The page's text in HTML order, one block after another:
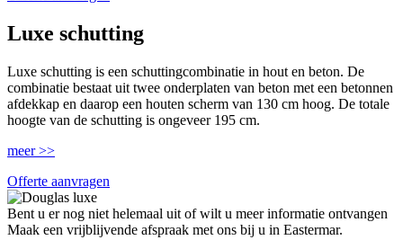
Luxe schutting
Luxe schutting is een schuttingcombinatie in hout en beton. De
combinatie bestaat uit twee onderplaten van beton met een betonnen
afdekkap en daarop een houten scherm van 130 cm hoog. De totale
hoogte van de schutting is ongeveer 195 cm.
meer >>
Offerte aanvragen
Bent u er nog niet helemaal uit of wilt u meer informatie ontvangen
Maak een vrijblijvende afspraak met ons bij u in Eastermar.